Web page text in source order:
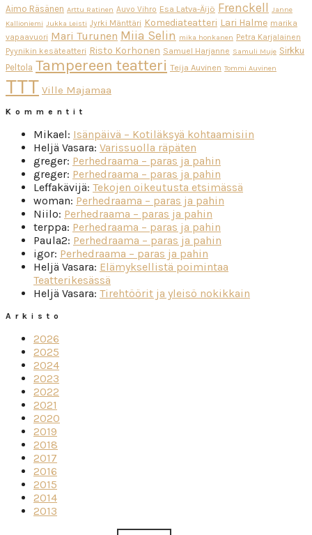
Aimo Räsänen Arttu Ratinen Auvo Vihro Esa Latva-Äijö Frenckell
Janne
Kallioniemi Jukka Leisti Jyrki Mänttäri Komediateatteri Lari Halme marika
vapaavuori Mari Turunen Miia Selin mika honkanen Petra Karjalainen
Pyynikin kesäteatteri Risto Korhonen Samuel Harjanne Samuli Muje Sirkku
Peltola Tampereen teatteri Teija Auvinen Tommi Auvinen
TTT Ville Majamaa
Kommentit
Mikael: Isänpäivä – Kotiläksyä kohtaamisiin
Heljä Vasara: Varissuolla räpäten
greger: Perhedraama – paras ja pahin
greger: Perhedraama – paras ja pahin
Leffakävijä: Tekojen oikeutusta etsimässä
woman: Perhedraama – paras ja pahin
Niilo: Perhedraama – paras ja pahin
terppa: Perhedraama – paras ja pahin
Paula2: Perhedraama – paras ja pahin
igor: Perhedraama – paras ja pahin
Heljä Vasara: Elämyksellistä poimintaa
Teatterikesässä
Heljä Vasara: Tirehtöörit ja yleisö nokikkain
Arkisto
2026
2025
2024
2023
2022
2021
2020
2019
2018
2017
2016
2015
2014
2013